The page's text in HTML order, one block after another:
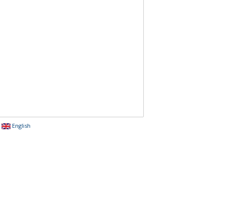
English